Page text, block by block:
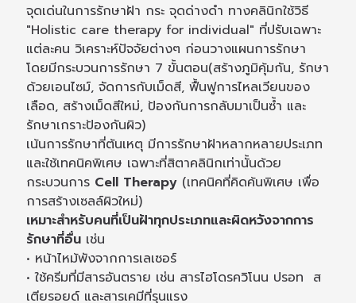
จุดเด่นในการรักษาฝ้า กระ จุดด่างดำ ทางคลินิกใช้วิธี
"Holistic care therapy for individual" ที่ปรับเฉพาะ
แต่ละคน วิเคราะห์ปัจจัยต่างๆ ก่อนวางแผนการรักษา
โดยมีกระบวนการรักษา 7 ขั้นตอน(สร้างภูมิคุ้มกัน, รักษา
ด้วยเอนไซม์, จัดการกับเม็ดสี, ฟื้นฟูการไหลเวียนของ
เลือด, สร้างเม็ดสีใหม่, ป้องกันการกลับมาเป็นซ้ำ และ
รักษาเกราะป้องกันผิว)
เน้นการรักษาที่ต้นเหตุ มีการรักษาฝ้าหลากหลายประเภท
และใช้เทคนิคพิเศษ เฉพาะที่สิตาคลินิกเท่านั้นด้วย
กระบวนการ Cell Therapy (เทคนิคที่คิดค้นพิเศษ เพื่อ
การสร้างเซลล์ผิวใหม่)
เหมาะสำหรับคนที่เป็นฝ้าทุกประเภทและผิดหวังจากการ
รักษาที่อื่น เช่น
• หน้าไหม้พังจากการเลเซอร์
• ใช้ครีมที่มีสารอันตราย เช่น สารไฮโดรควิโนน ปรอท ส
เตียรอยด์ และสารเคมีที่รุนแรง